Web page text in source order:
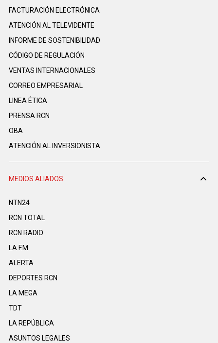
FACTURACIÓN ELECTRÓNICA
ATENCIÓN AL TELEVIDENTE
INFORME DE SOSTENIBILIDAD
CÓDIGO DE REGULACIÓN
VENTAS INTERNACIONALES
CORREO EMPRESARIAL
LINEA ÉTICA
PRENSA RCN
OBA
ATENCIÓN AL INVERSIONISTA
MEDIOS ALIADOS
NTN24
RCN TOTAL
RCN RADIO
LA F.M.
ALERTA
DEPORTES RCN
LA MEGA
TDT
LA REPÚBLICA
ASUNTOS LEGALES